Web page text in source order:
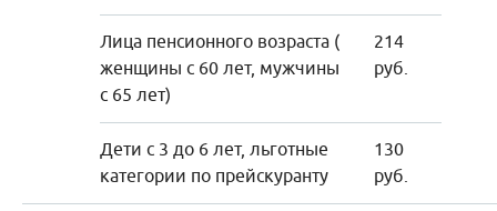
Лица пенсионного возраста (
женщины с 60 лет, мужчины
с 65 лет)
214
руб.
Дети с 3 до 6 лет, льготные
категории по прейскуранту
130
руб.